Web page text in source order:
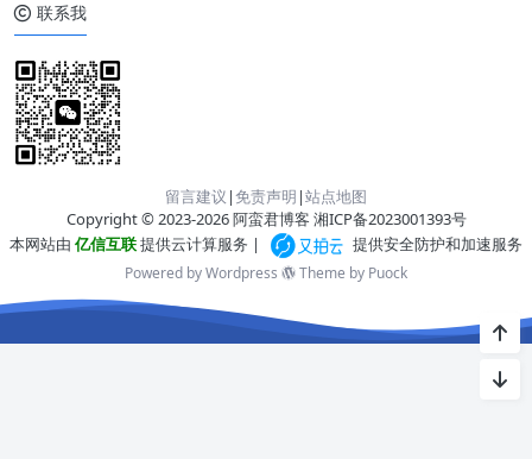
联系我
留言建议 |免责声明 |站点地图
Copyright © 2023-2026 阿蛮君博客 湘ICP备2023001393号
本网站由 亿信互联提供云计算服务 | 提供安全防护和加速服务
Powered by Wordpress Theme by Puock